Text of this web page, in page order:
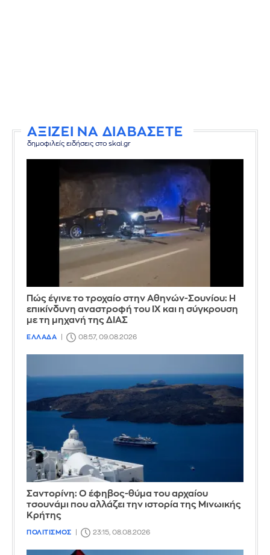
ΑΞΙΖΕΙ ΝΑ ΔΙΑΒΑΣΕΤΕ
δημοφιλείς ειδήσεις στο skai.gr
Πώς έγινε το τροχαίο στην Αθηνών-Σουνίου: Η
επικίνδυνη αναστροφή του ΙΧ και η σύγκρουση
με τη μηχανή της ΔΙΑΣ
ΕΛΛΑΔΑ 08:57, 09.08.2026
Σαντορίνη: Ο έφηβος-θύμα του αρχαίου
τσουνάμι που αλλάζει την ιστορία της Μινωικής
Κρήτης
ΠΟΛΙΤΙΣΜΟΣ 23:15, 08.08.2026